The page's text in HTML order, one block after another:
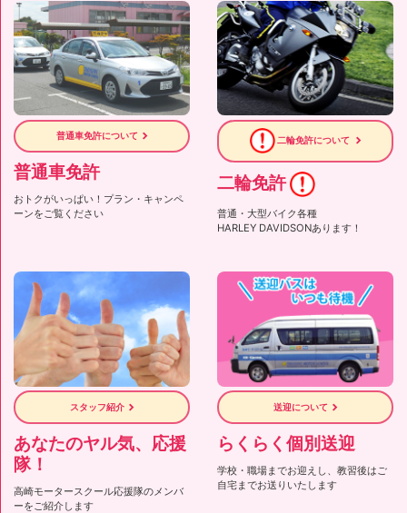
普通車免許について
普通車免許
おトクがいっぱい！プラン・キャンペ
ーンをご覧ください
二輪免許について
二輪免許
普通・大型バイク各種
HARLEY DAVIDSONあります！
スタッフ紹介
あなたのヤル気、応援
隊！
高崎モータースクール応援隊のメンバ
ーをご紹介します
送迎について
らくらく個別送迎
学校・職場までお迎えし、教習後はご
自宅までお送りいたします